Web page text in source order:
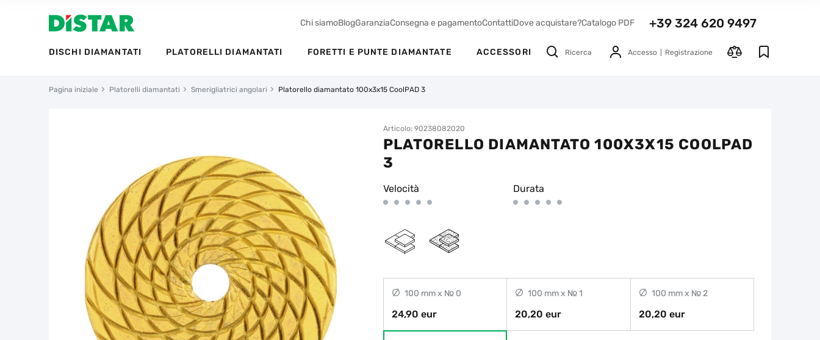
Chi siamoBlogGaranziaConsegna e pagamentoContattiDove acquistare?Catalogo PDF +39 324 620 9497
DISCHI DIAMANTATI PLATORELLI DIAMANTATI FORETTI E PUNTE DIAMANTATE ACCESSORI Ricerca Accesso Registrazione
Pagina iniziale Platorelli diamantati Smerigliatrici angolari Platorello diamantato 100x3x15 CoolPAD 3
Articolo: 90238082020
PLATORELLO DIAMANTATO 100X3X15 COOLPAD
3
Velocità Durata
100 mm x № 0
24,90 eur
100 mm x № 1
20,20 eur
100 mm x № 2
20,20 eur